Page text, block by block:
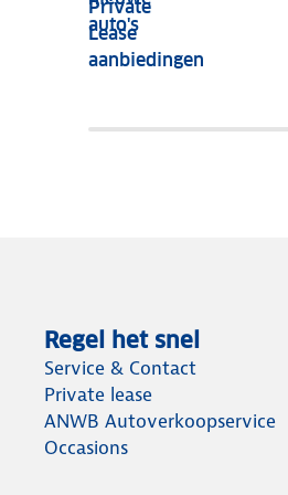
Private
Lease
aanbiedingen
nog
het
terug
auto's
Regel het snel
Service & Contact
Private lease
ANWB Autoverkoopservice
Occasions